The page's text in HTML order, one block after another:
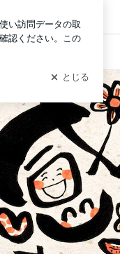
産美らヘナ｣｢くせ
ログイン